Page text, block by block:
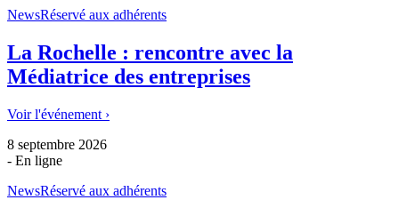
NewsRéservé aux adhérents
La Rochelle : rencontre avec la
Médiatrice des entreprises
Voir l'événement ›
8 septembre 2026
- En ligne
NewsRéservé aux adhérents